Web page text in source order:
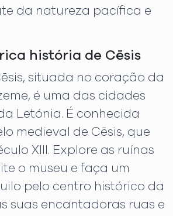
da natureza pacífica e
história de Cēsis
situada no coração da
é uma das cidades
Letónia. É conhecida
medieval de Cēsis, que
XIII. Explore as ruínas
o museu e faça um
pelo centro histórico da
suas encantadoras ruas e